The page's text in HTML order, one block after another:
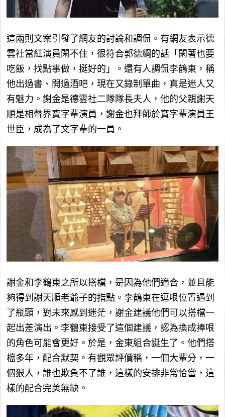
這兩則文案引發了網友的討論和調侃。有網友表示德
雲社當紅演員閑不住，很符合郭德綱的話「閑著也要
吃飯，找點事做，挺好的」。還有人調侃李鶴東，稱
他出過書、開過酒吧，現在又錄制單曲，真是迷人又
有魅力。謝金是德雲社二隊隊長夫人，他的父親謝天
順是相聲界寶字輩演員，謝金也拜師於寶字輩演員王
世臣，成為了文字輩的一員。
謝金和李鶴東之所以搭檔，是因為他們適合，並且能
夠得到謝天順老爺子的指點。李鶴東在逗哏位置遇到
了瓶頸，對未來感到迷茫，謝金建議他們可以搭檔一
起出差演出。李鶴東接受了這個建議，認為換成捧哏
的角色可能會更好。於是，金東組合誕生了。他們搭
檔多年，配合默契。有觀眾評價稱，一個大輩分，一
個狠人，誰也欺負不了誰，這樣的安排非常恰當，這
樣的配合完美無缺。